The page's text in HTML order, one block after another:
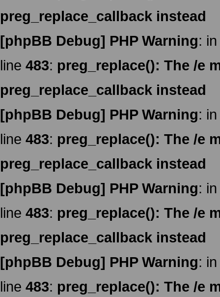
preg_replace_callback instead
[phpBB Debug] PHP Warning:
line 483: preg_replace(): The /e
preg_replace_callback instead
[phpBB Debug] PHP Warning:
line 483: preg_replace(): The /e
preg_replace_callback instead
[phpBB Debug] PHP Warning:
line 483: preg_replace(): The /e
preg_replace_callback instead
[phpBB Debug] PHP Warning:
line 483: preg_replace(): The /e